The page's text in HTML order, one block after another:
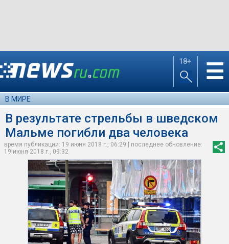
18+ ☰
В МИРЕ
В результате стрельбы в шведском
Мальме погибли два человека
время публикации: 19 июня 2018 г., 06:29 | последнее обновление:
19 июня 2018 г., 09:32